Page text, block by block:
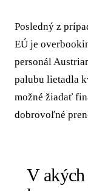
Posledný z
EÚ je
personál
palubu lietadla
možné žiadať
dobrovoľné
V akých